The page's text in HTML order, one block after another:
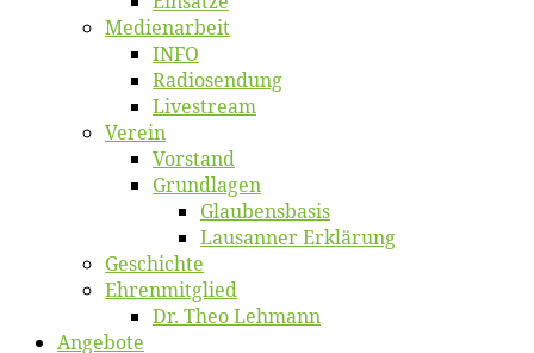
Me­di­en­ar­beit
INFO
Ra­dio­sen­dung
Live­stream
Ver­ein
Vor­stand
Grund­la­gen
Glaubens­ba­sis
Lausan­ner Erklärung
Ge­schich­te
Eh­ren­mit­glied
Dr. Theo Lehmann
An­ge­bo­te